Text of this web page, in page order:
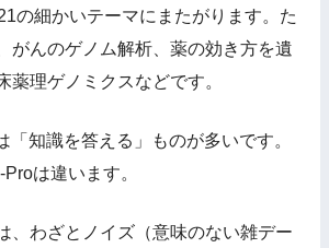
の細かいテーマにまたがります。た
がんのゲノム解析、薬の効き方を遺
薬理ゲノミクスなどです。
「知識を答える」ものが多いです。
は違います。
、わざとノイズ（意味のない雑デー